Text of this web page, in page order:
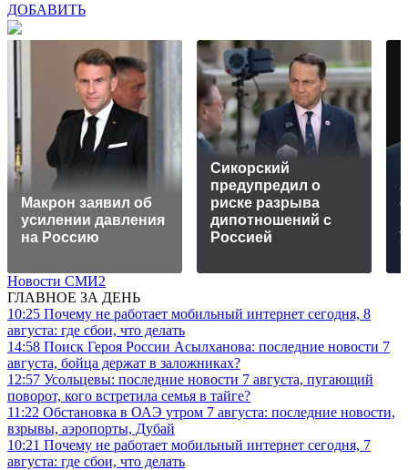
ДОБАВИТЬ
Макрон заявил об
усилении давления
на Россию
Сикорский
предупредил о
риске разрыва
дипотношений с
Россией
Новости СМИ2
ГЛАВНОЕ ЗА ДЕНЬ
10:25 Почему не работает мобильный интернет сегодня, 8
августа: где сбои, что делать
14:58 Поиск Героя России Асылханова: последние новости 7
августа, бойца держат в заложниках?
12:57 Усольцевы: последние новости 7 августа, пугающий
поворот, кого встретила семья в тайге?
11:22 Обстановка в ОАЭ утром 7 августа: последние новости,
взрывы, аэропорты, Дубай
10:21 Почему не работает мобильный интернет сегодня, 7
августа: где сбои, что делать